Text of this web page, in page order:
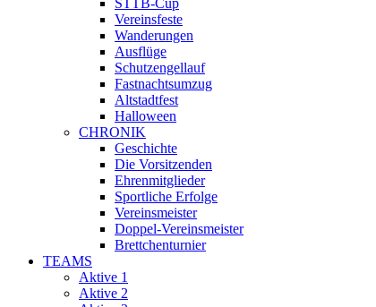
STTB-Cup
Vereinsfeste
Wanderungen
Ausflüge
Schutzengellauf
Fastnachtsumzug
Altstadtfest
Halloween
CHRONIK
Geschichte
Die Vorsitzenden
Ehrenmitglieder
Sportliche Erfolge
Vereinsmeister
Doppel-Vereinsmeister
Brettchenturnier
TEAMS
Aktive 1
Aktive 2